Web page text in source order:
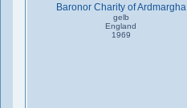
Baronor Charity of Ardmargha
gelb
England
1969